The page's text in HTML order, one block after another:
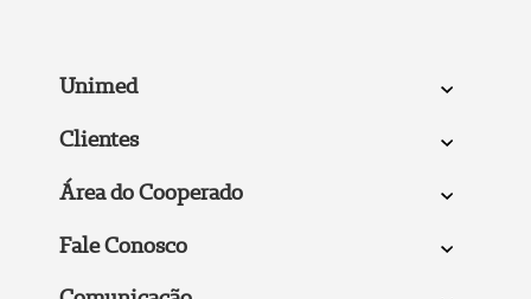
Unimed
Clientes
Área do Cooperado
Fale Conosco